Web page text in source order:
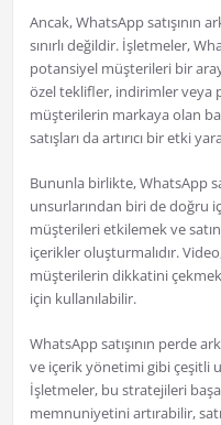
Ancak, WhatsApp satışının
sınırlı değildir. İşletmeler,
potansiyel müşterileri bir
özel teklifler, indirimler veya
müşterilerin markaya olan
satışları da artırıcı bir etki
Bununla birlikte, WhatsApp
unsurlarından biri de doğru
müşterileri etkilemek ve
içerikler oluşturmalıdır.
müşterilerin dikkatini
için kullanılabilir.
WhatsApp satışının perde
ve içerik yönetimi gibi çeşitli
İşletmeler, bu stratejileri
memnuniyetini artırabilir,